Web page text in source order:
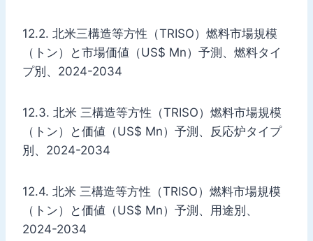
12.2. 北米三構造等方性（TRISO）燃料市場規模
（トン）と市場価値（US$ Mn）予測、燃料タイ
プ別、2024-2034
12.3. 北米 三構造等方性（TRISO）燃料市場規模
（トン）と価値（US$ Mn）予測、反応炉タイプ
別、2024-2034
12.4. 北米 三構造等方性（TRISO）燃料市場規模
（トン）と価値（US$ Mn）予測、用途別、
2024-2034